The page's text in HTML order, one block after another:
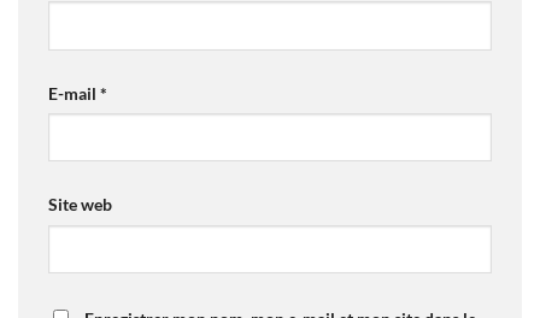
E-mail *
Site web